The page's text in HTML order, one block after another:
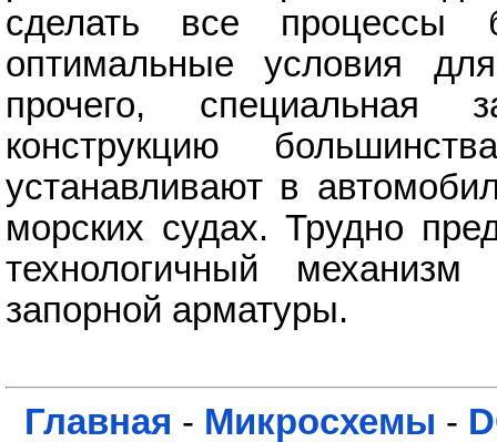
сделать все процессы
оптимальные условия
прочего, специальная
конструкцию
устанавливают в
морских судах. Трудно
технологичный
запорной арматуры.
Главная - Микросхемы -